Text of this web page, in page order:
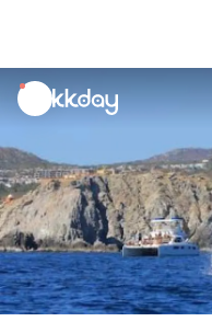
unread
notifications